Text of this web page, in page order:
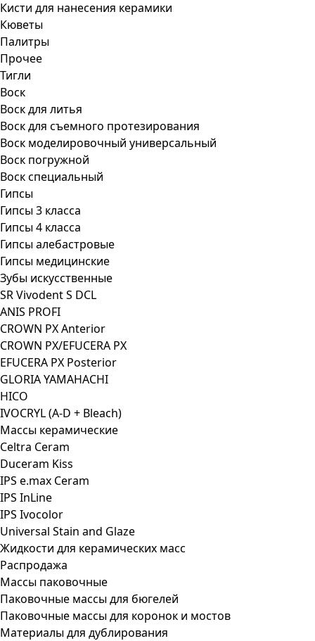
Кисти для нанесения керамики
Кюветы
Палитры
Прочее
Тигли
Воск
Воск для литья
Воск для съемного протезирования
Воск моделировочный универсальный
Воск погружной
Воск специальный
Гипсы
Гипсы 3 класса
Гипсы 4 класса
Гипсы алебастровые
Гипсы медицинские
Зубы искусственные
SR Vivodent S DCL
ANIS PROFI
CROWN PX Anterior
CROWN PX/EFUCERA PX
EFUCERA PX Posterior
GLORIA YAMAHACHI
HICO
IVOCRYL (A-D + Bleach)
Массы керамические
Celtra Ceram
Duceram Kiss
IPS e.max Ceram
IPS InLine
IPS Ivocolor
Universal Stain and Glaze
Жидкости для керамических масс
Распродажа
Массы паковочные
Паковочные массы для бюгелей
Паковочные массы для коронок и мостов
Материалы для дублирования